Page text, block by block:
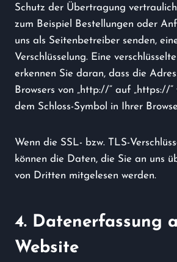
Schutz der Übertragung
zum Beispiel Bestellungen oder
uns als Seitenbetreiber senden,
Verschlüsselung. Eine
erkennen Sie daran, dass die
Browsers von „http://“ auf „https://
dem Schloss-Symbol in Ihrer
Wenn die SSL- bzw. TLS-
können die Daten, die Sie an uns
von Dritten mitgelesen werden.
4. Datenerfassung
Website